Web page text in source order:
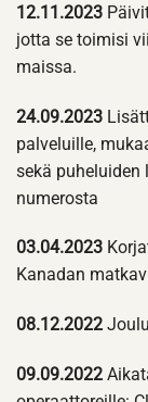
12.11.2023
jotta se toimisi
maissa.
24.09.2023
palveluille,
sekä
numerosta
03.04.2023
Kanadan
08.12.2022
09.09.2022